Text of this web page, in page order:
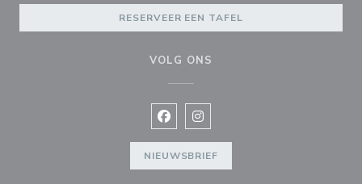
RESERVEER EEN TAFEL
VOLG ONS
Facebook ((opent in een nieuw
Instagram ((opent in een
NIEUWSBRIEF